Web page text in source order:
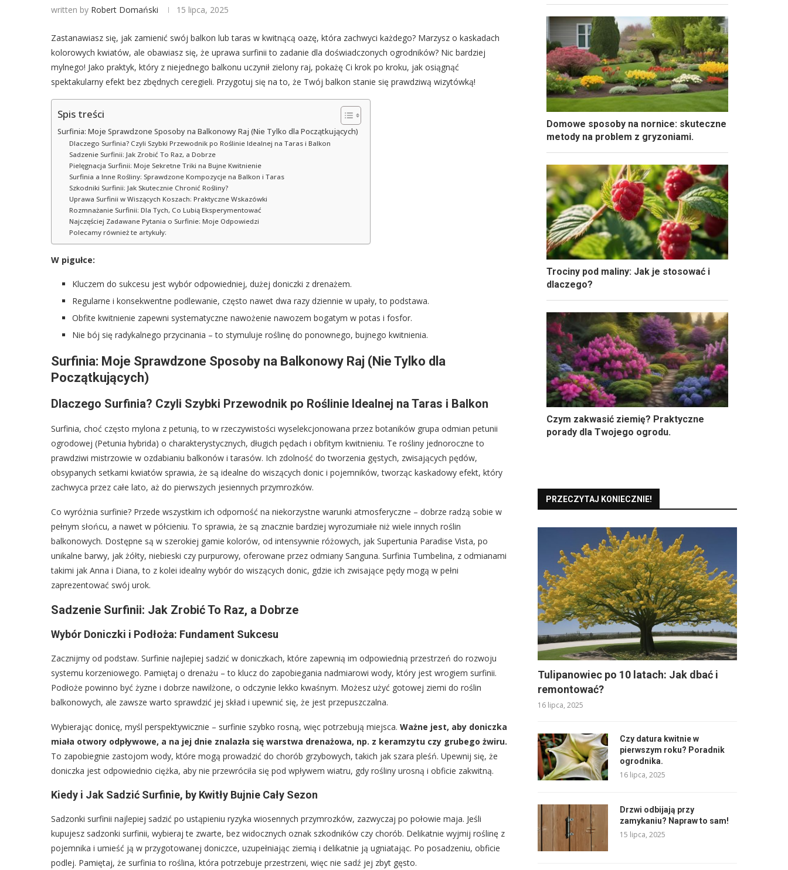
written by Robert Domański 15 lipca, 2025
Zastanawiasz się, jak zamienić swój balkon lub taras w kwitnącą oazę, która zachwyci każdego? Marzysz o kaskadach
kolorowych kwiatów, ale obawiasz się, że uprawa surfinii to zadanie dla doświadczonych ogrodników? Nic bardziej
mylnego! Jako praktyk, który z niejednego balkonu uczynił zielony raj, pokażę Ci krok po kroku, jak osiągnąć
spektakularny efekt bez zbędnych ceregieli. Przygotuj się na to, że Twój balkon stanie się prawdziwą wizytówką!
Spis treści
Surfinia: Moje Sprawdzone Sposoby na Balkonowy Raj (Nie Tylko dla Początkujących)
Dlaczego Surfinia? Czyli Szybki Przewodnik po Roślinie Idealnej na Taras i Balkon
Sadzenie Surfinii: Jak Zrobić To Raz, a Dobrze
Pielęgnacja Surfinii: Moje Sekretne Triki na Bujne Kwitnienie
Surfinia a Inne Rośliny: Sprawdzone Kompozycje na Balkon i Taras
Szkodniki Surfinii: Jak Skutecznie Chronić Rośliny?
Uprawa Surfinii w Wiszących Koszach: Praktyczne Wskazówki
Rozmnażanie Surfinii: Dla Tych, Co Lubią Eksperymentować
Najczęściej Zadawane Pytania o Surfinie: Moje Odpowiedzi
Polecamy również te artykuły:
W pigułce:
Kluczem do sukcesu jest wybór odpowiedniej, dużej doniczki z drenażem.
Regularne i konsekwentne podlewanie, często nawet dwa razy dziennie w upały, to podstawa.
Obfite kwitnienie zapewni systematyczne nawożenie nawozem bogatym w potas i fosfor.
Nie bój się radykalnego przycinania – to stymuluje roślinę do ponownego, bujnego kwitnienia.
Surfinia: Moje Sprawdzone Sposoby na Balkonowy Raj (Nie Tylko dla
Początkujących)
Dlaczego Surfinia? Czyli Szybki Przewodnik po Roślinie Idealnej na Taras i Balkon
Surfinia, choć często mylona z petunią, to w rzeczywistości wyselekcjonowana przez botaników grupa odmian petunii
ogrodowej (Petunia hybrida) o charakterystycznych, długich pędach i obfitym kwitnieniu. Te rośliny jednoroczne to
prawdziwi mistrzowie w ozdabianiu balkonów i tarasów. Ich zdolność do tworzenia gęstych, zwisających pędów,
obsypanych setkami kwiatów sprawia, że są idealne do wiszących donic i pojemników, tworząc kaskadowy efekt, który
zachwyca przez całe lato, aż do pierwszych jesiennych przymrozków.
Co wyróżnia surfinie? Przede wszystkim ich odporność na niekorzystne warunki atmosferyczne – dobrze radzą sobie w
pełnym słońcu, a nawet w półcieniu. To sprawia, że są znacznie bardziej wyrozumiałe niż wiele innych roślin
balkonowych. Dostępne są w szerokiej gamie kolorów, od intensywnie różowych, jak Supertunia Paradise Vista, po
unikalne barwy, jak żółty, niebieski czy purpurowy, oferowane przez odmiany Sanguna. Surfinia Tumbelina, z odmianami
takimi jak Anna i Diana, to z kolei idealny wybór do wiszących donic, gdzie ich zwisające pędy mogą w pełni
zaprezentować swój urok.
Sadzenie Surfinii: Jak Zrobić To Raz, a Dobrze
Wybór Doniczki i Podłoża: Fundament Sukcesu
Zacznijmy od podstaw. Surfinie najlepiej sadzić w doniczkach, które zapewnią im odpowiednią przestrzeń do rozwoju
systemu korzeniowego. Pamiętaj o drenażu – to klucz do zapobiegania nadmiarowi wody, który jest wrogiem surfinii.
Podłoże powinno być żyzne i dobrze nawilżone, o odczynie lekko kwaśnym. Możesz użyć gotowej ziemi do roślin
balkonowych, ale zawsze warto sprawdzić jej skład i upewnić się, że jest przepuszczalna.
Wybierając donicę, myśl perspektywicznie – surfinie szybko rosną, więc potrzebują miejsca. Ważne jest, aby doniczka
miała otwory odpływowe, a na jej dnie znalazła się warstwa drenażowa, np. z keramzytu czy grubego żwiru.
To zapobiegnie zastojom wody, które mogą prowadzić do chorób grzybowych, takich jak szara pleśń. Upewnij się, że
doniczka jest odpowiednio ciężka, aby nie przewróciła się pod wpływem wiatru, gdy rośliny urosną i obficie zakwitną.
Kiedy i Jak Sadzić Surfinie, by Kwitły Bujnie Cały Sezon
Sadzonki surfinii najlepiej sadzić po ustąpieniu ryzyka wiosennych przymrozków, zazwyczaj po połowie maja. Jeśli
kupujesz sadzonki surfinii, wybieraj te zwarte, bez widocznych oznak szkodników czy chorób. Delikatnie wyjmij roślinę z
pojemnika i umieść ją w przygotowanej doniczce, uzupełniając ziemią i delikatnie ją ugniatając. Po posadzeniu, obficie
podlej. Pamiętaj, że surfinia to roślina, która potrzebuje przestrzeni, więc nie sadź jej zbyt gęsto.
Domowe sposoby na nornice: skuteczne
metody na problem z gryzoniami.
Trociny pod maliny: Jak je stosować i
dlaczego?
Czym zakwasić ziemię? Praktyczne
porady dla Twojego ogrodu.
PRZECZYTAJ KONIECZNIE!
Tulipanowiec po 10 latach: Jak dbać i
remontować?
16 lipca, 2025
Czy datura kwitnie w
pierwszym roku? Poradnik
ogrodnika.
16 lipca, 2025
Drzwi odbijają przy
zamykaniu? Napraw to sam!
15 lipca, 2025